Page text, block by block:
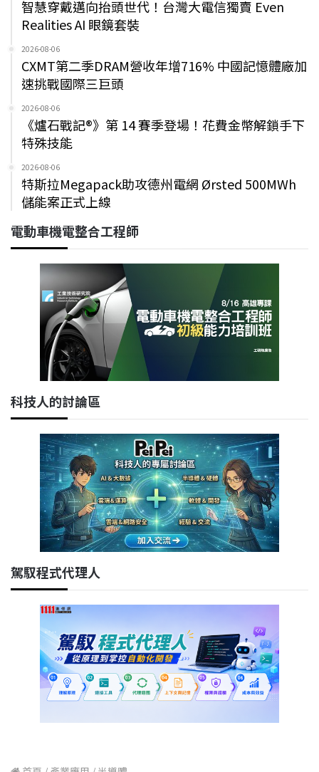
智慧穿戴邁向抬頭世代！台灣大電信獨賣 Even
Realities AI 眼鏡套裝
2026-08-06
CXMT第二季DRAM營收年增716% 中國記憶體廠加
速挑戰國際三巨頭
2026-08-06
《爐石戰記®》第 14 賽季登場！花費金幣解鎖手下
特殊技能
2026-08-06
特斯拉Megapack助攻德州電網 Ørsted 500MWh
儲能案正式上線
電動車機電整合工程師
科技人的討論區
駕馭程式代理人